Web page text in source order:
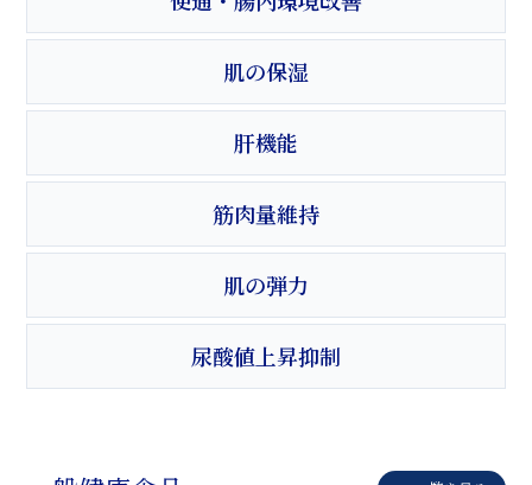
肌の保湿
肝機能
筋肉量維持
肌の弾力
尿酸値上昇抑制